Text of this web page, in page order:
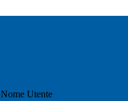
Nome Utente